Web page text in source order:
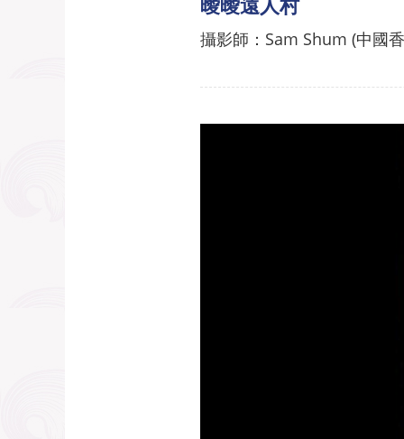
攝影師：Sam Shum (中國